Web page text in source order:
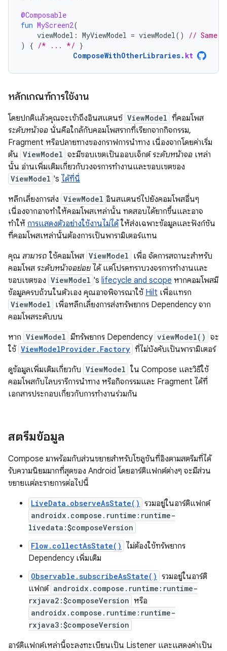
@Composable
fun MyScreen2(
viewModel : MyViewModel = viewModel()
// Same
)
{ /* ... */ }
ComposeWithOtherLibraries. kt
หลักเกณฑ์การใช้งาน
โดยปกติแล้วคุณจะเข้าถึงอินสแตนซ์ ViewModel ที่คอมโพส
ระดับหน้าจอ นั่นคือใกล้กับคอมโพสรากที่เรียกจากกิจกรรม,
Fragment หรือปลายทางของกราฟการนำทาง เนื่องจากโดยค่าเริ่ม
ต้น ViewModel จะมีขอบเขตเป็นออบเจ็กต์ระดับหน้าจอ เหล่า
นั้น อ่านเพิ่มเติมเกี่ยวกับวงจรการทำงานและขอบเขตของ
ViewModel 's ได้ที่นี่
หลีกเลี่ยงการส่ง ViewModel อินสแตนซ์ไปยังคอมโพสอื่นๆ
เนื่องจากอาจทำให้คอมโพสเหล่านั้น ทดสอบได้ยากขึ้นและอาจ
ทำให้ การแสดงตัวอย่างใช้งานไม่ได้ให้ส่งเฉพาะข้อมูลและฟังก์ชัน
ที่คอมโพสเหล่านั้นต้องการเป็นพารามิเตอร์แทน
คุณ สามารถ ใช้คอมโพส ViewModel เพื่อ จัดการสถานะสำหรับ
คอมโพส ระดับหน้าจอย่อย ได้ แต่โปรดทราบวงจรการทำงานและ
ขอบเขตของ ViewModel 's lifecycle and scope หากคอมโพสมี
ข้อมูลครบถ้วนในตัวเอง คุณอาจพิจารณาใช้ Hilt เพื่อแทรก
ViewModel เพื่อหลีกเลี่ยงการส่งทรัพยากร Dependency จาก
คอมโพสระดับบน
หาก ViewModel มีทรัพยากร Dependency viewModel() จะ
ใช้ ViewModelProvider.Factory ที่ไม่บังคับเป็นพารามิเตอร์
ดูข้อมูลเพิ่มเติมเกี่ยวกับ ViewModel ใน Compose และวิธีใช้
คอมโพสกับไลบรารีการนำทาง หรือกิจกรรมและ Fragment ได้ที่
เอกสารประกอบเกี่ยวกับการทำงานร่วมกัน
สตรีมข้อมูล
Compose มาพร้อมกับส่วนขยายสำหรับโซลูชันที่อิงตามสตรีมที่ได้
รับความนิยมมากที่สุดของ Android โดยอาร์ติแฟกต์ต่างๆ จะมีส่วน
ขยายแต่ละรายการต่อไปนี้
LiveData.observeAsState() รวมอยู่ในอาร์ติแฟกต์
androidx.compose.runtime:runtime-
livedata:$composeVersion
Flow.collectAsState()
ไม่ต้องใช้ทรัพยากร
Dependency เพิ่มเติม
Observable.subscribeAsState() รวมอยู่ในอาร์ติ
แฟกต์ androidx.compose.runtime:runtime-
rxjava2:$composeVersion หรือ
androidx.compose.runtime:runtime-
rxjava3:$composeVersion
อาร์ติแฟกต์เหล่านี้จะลงทะเบียนเป็น Listener และแสดงค่าเป็น